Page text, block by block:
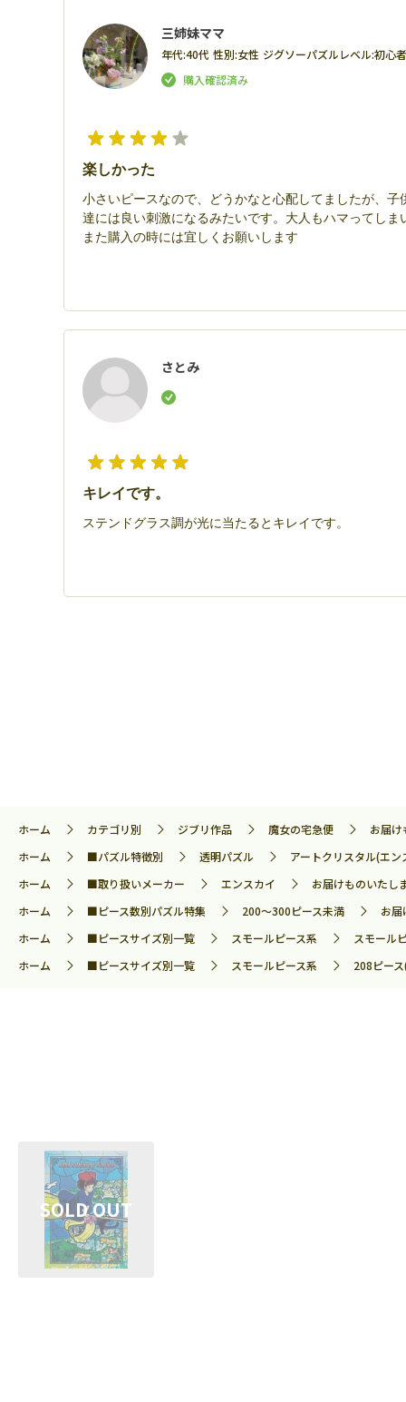
三姉妹ママ
年代:40代 性別:女性 ジグソーパズルレベル:初心者
楽しかった
小さいピースなので、どうかなと心配してましたが、
達には良い刺激になるみたいです。大人もハマってしま
また購入の時には宜しくお願いします
さとみ
キレイです。
ステンドグラス調が光に当たるとキレイです。
ホーム カテゴリ別 ジブリ作品 魔女の宅急便
お届
ホーム
■パズル特徴別 透明パズル
アートクリスタル(エン
ホーム
■取り扱いメーカー エンスカイ
お届けものいた
ホーム
■ピース数別パズル特集 200～300ピース未満
お
ホーム
■ピースサイズ別一覧 スモールピース系
スモール
ホーム
■ピースサイズ別一覧 スモールピース系 208ピー